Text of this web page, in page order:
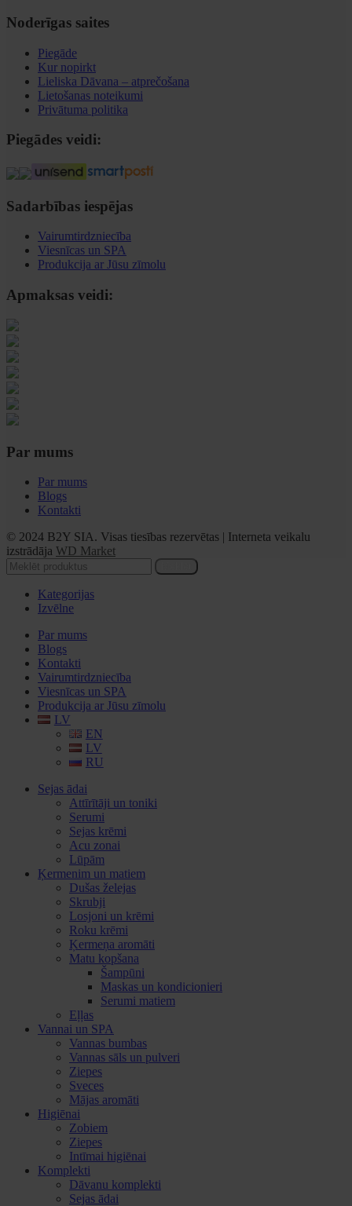
Noderīgas saites
Piegāde
Kur nopirkt
Lieliska Dāvana – atprečošana
Lietošanas noteikumi
Privātuma politika
Piegādes veidi:
Sadarbības iespējas
Vairumtirdzniecība
Viesnīcas un SPA
Produkcija ar Jūsu zīmolu
Apmaksas veidi:
Par mums
Par mums
Blogs
Kontakti
© 2024 B2Y SIA. Visas tiesības rezervētas | Interneta veikalu
izstrādāja WD Market
Kategorijas
Izvēlne
Par mums
Blogs
Kontakti
Vairumtirdzniecība
Viesnīcas un SPA
Produkcija ar Jūsu zīmolu
LV
EN
LV
RU
Sejas ādai
Attīrītāji un toniki
Serumi
Sejas krēmi
Acu zonai
Lūpām
Ķermenim un matiem
Dušas želejas
Skrubji
Losjoni un krēmi
Roku krēmi
Ķermeņa aromāti
Matu kopšana
Šampūni
Maskas un kondicionieri
Serumi matiem
Eļļas
Vannai un SPA
Vannas bumbas
Vannas sāls un pulveri
Ziepes
Sveces
Mājas aromāti
Higiēnai
Zobiem
Ziepes
Intīmai higiēnai
Komplekti
Dāvanu komplekti
Sejas ādai